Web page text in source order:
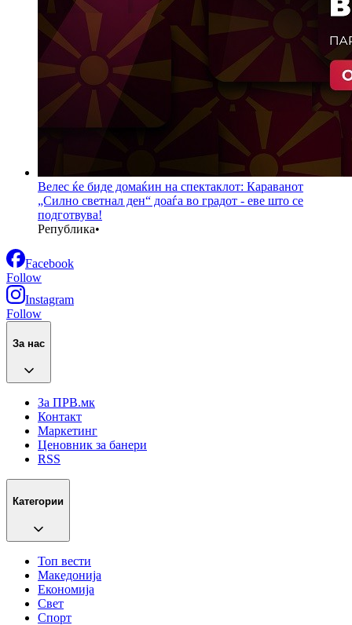
Велес ќе биде домаќин на спектаклот: Караванот
„Силно светнал ден“ доаѓа во градот - еве што се
подготвува!
Република•
Facebook
Follow
Instagram
Follow
За нас
За ПРВ.мк
Контакт
Маркетинг
Ценовник за банери
RSS
Категории
Топ вести
Македонија
Економија
Свет
Спорт